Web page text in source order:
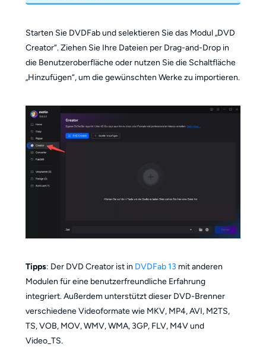
Starten Sie DVDFab und selektieren Sie das Modul „DVD
Creator“. Ziehen Sie Ihre Dateien per Drag-and-Drop in
die Benutzeroberfläche oder nutzen Sie die Schaltfläche
„Hinzufügen“, um die gewünschten Werke zu importieren.
Tipps: Der DVD Creator ist in DVDFab 13 mit anderen
Modulen für eine benutzerfreundliche Erfahrung
integriert. Außerdem unterstützt dieser DVD-Brenner
verschiedene Videoformate wie MKV, MP4, AVI, M2TS,
TS, VOB, MOV, WMV, WMA, 3GP, FLV, M4V und
Video_TS.